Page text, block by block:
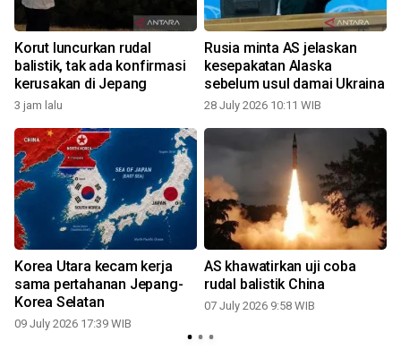
Korut luncurkan rudal
balistik, tak ada konfirmasi
kerusakan di Jepang
3 jam lalu
Rusia minta AS jelaskan
kesepakatan Alaska
sebelum usul damai Ukraina
28 July 2026 10:11 WIB
Korea Utara kecam kerja
sama pertahanan Jepang-
Korea Selatan
09 July 2026 17:39 WIB
AS khawatirkan uji coba
rudal balistik China
07 July 2026 9:58 WIB